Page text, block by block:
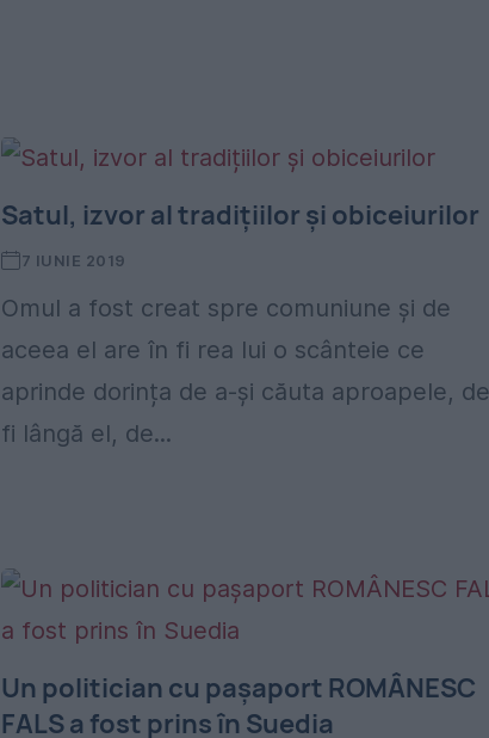
Satul, izvor al tradițiilor și obiceiurilor
7 IUNIE 2019
Omul a fost creat spre comuniune și de
aceea el are în fi rea lui o scânteie ce
aprinde dorința de a-și căuta aproapele,
fi lângă el, de...
Un politician cu pașaport ROMÂNESC
FALS a fost prins în Suedia